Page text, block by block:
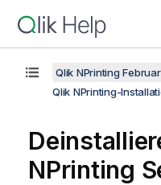
Qlik NPrinting
Qlik NPrinting-
NPrinting